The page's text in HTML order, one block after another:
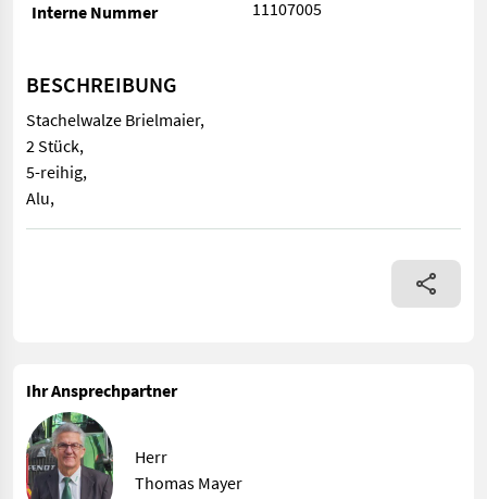
Interne Nummer 11107005
BESCHREIBUNG
Stachelwalze Brielmaier,
2 Stück,
5-reihig,
Alu,
Stachelwalze Brielmaier, 2 Stück, 5-reihig, Alu,
Ihr Ansprechpartner
Herr
Thomas Mayer